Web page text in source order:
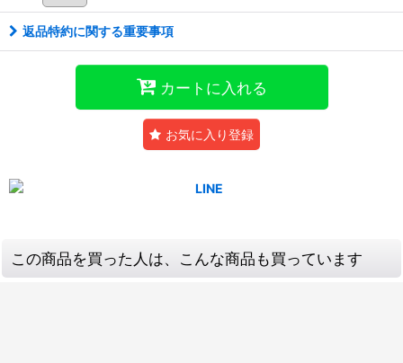
返品特約に関する重要事項
カートに入れる
お気に入り登録
この商品を買った人は、こんな商品も買っています